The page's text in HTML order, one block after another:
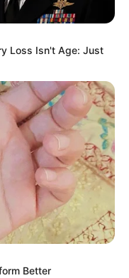
Skating
Loss Isn't Age: Just
Better